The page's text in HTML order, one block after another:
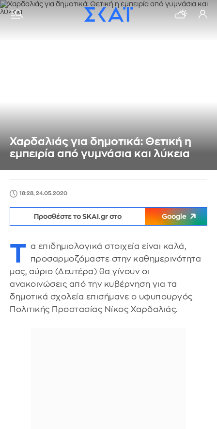
Χαρδαλιάς για δημοτικά: Θετική η
εμπειρία από γυμνάσια και λύκεια
18:28, 24.05.2020
Προσθέστε το SKAI.gr στο Google
T α επιδημιολογικά στοιχεία είναι καλά,
προσαρμοζόμαστε στην καθημερινότητα
μας, αύριο (Δευτέρα) θα γίνουν οι
ανακοινώσεις από την κυβέρνηση για τα
δημοτικά σχολεία επισήμανε ο υφυπουργός
Πολιτικής Προστασίας Νίκος Χαρδαλιάς.